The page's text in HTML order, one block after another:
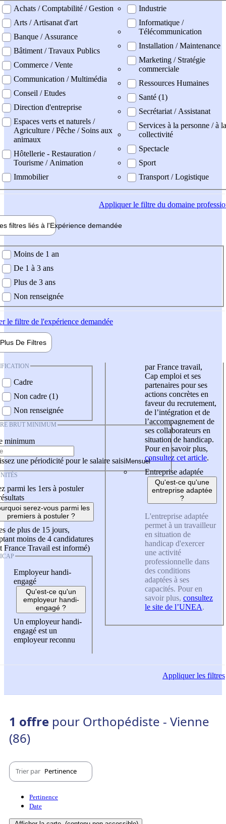
professionel
Achats / Comptabilité / Gestion
Arts / Artisanat d'art
Banque / Assurance
Bâtiment / Travaux Publics
Commerce / Vente
Communication / Multimédia
Conseil / Etudes
Direction d'entreprise
Espaces verts et naturels /
Agriculture / Pêche / Soins aux
animaux
Hôtellerie - Restauration /
Tourisme / Animation
Immobilier
Industrie
Informatique /
Télécommunication
Installation / Maintenance
Marketing / Stratégie
commerciale
Ressources Humaines
Santé (1)
Secrétariat / Assistanat
Services à la personne / à la
collectivité
Spectacle
Sport
Transport / Logistique
Appliquerle filtre du domaine
filtres liés à l'Expérience demandée
demandée
Moins de 1 an
De 1 à 3 ans
Plus de 3 ans
Non renseignée
le filtre de l'expérience demandée
Plus De Filtres
Cadre
Non cadre (1)
Non renseignée
BRUT MINIMUM
minimum
une périodicité pour le salaire saisi
parmi les 1ers à postuler
serez-vous parmi les
premiers à postuler ?
de plus de 15 jours,
moins de 4 candidatures
France Travail est informé)
Employeur handi-
engagé
Qu'est-ce qu'un
employeur handi-
engagé ?
Un employeur handi-
engagé est un
employeur reconnu
par France travail,
Cap emploi et ses
partenaires pour ses
actions concrètes en
faveur du recrutement,
de l’intégration et de
l’accompagnement de
ses collaborateurs en
situation de handicap.
Pour en savoir plus,
consultez cet article.
Entreprise adaptée
Qu'est-ce qu'une
entreprise adaptée
?
L'entreprise adaptée
permet à un travailleur
en situation de
handicap d'exercer
une activité
professionnelle dans
des conditions
adaptées à ses
capacités. Pour en
savoir plus, consultez
le site de l’UNEA.
Appliquerles filtres
1 offre pour Orthopédiste - Vienne
(86)
Trier par Pertinence
Pertinence
Date